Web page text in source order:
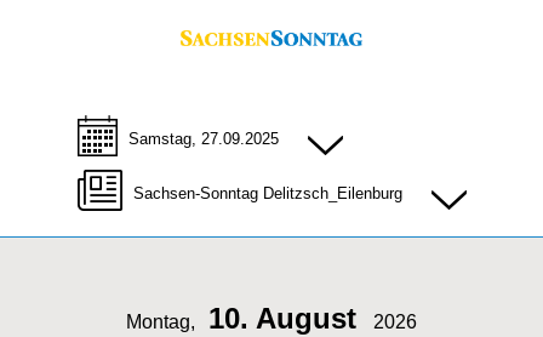
Samstag, 27.09.2025
Sachsen-Sonntag Delitzsch_Eilenburg
Montag, 10. August 2026